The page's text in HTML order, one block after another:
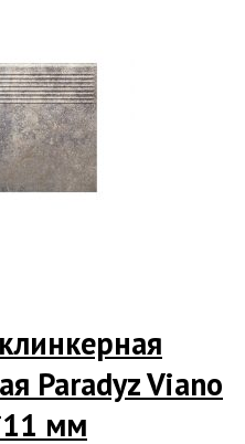
Paradyz Viano
мм